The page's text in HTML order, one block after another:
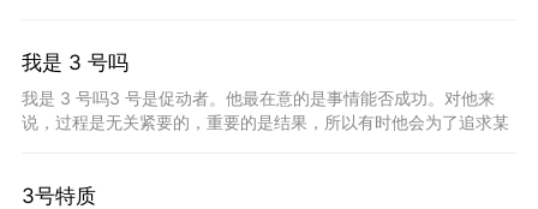
我是 3 号吗
我是 3 号吗3 号是促动者。他最在意的是事情能否成功。对他来
说，过程是无关紧要的，重要的是结果，所以有时他会为了追求某
3号特质